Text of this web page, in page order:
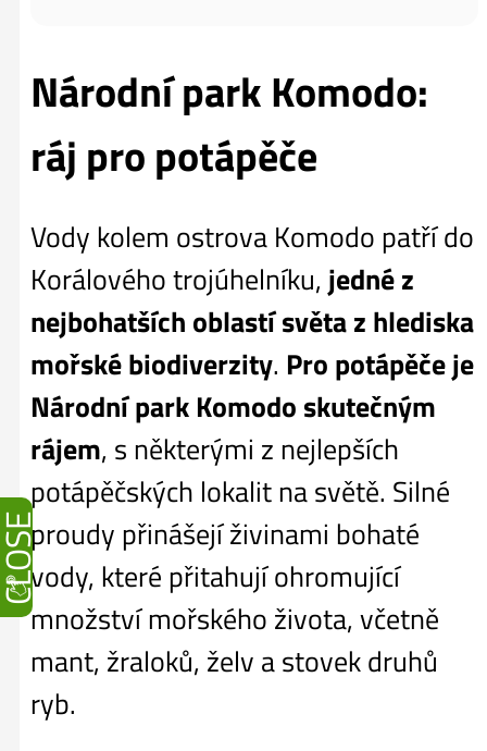
Národní park Komodo:
ráj pro potápěče
Vody kolem ostrova Komodo patří do
Korálového trojúhelníku, jedné z
nejbohatších oblastí světa z hlediska
mořské biodiverzity. Pro potápěče je
Národní park Komodo skutečným
rájem, s některými z nejlepších
potápěčských lokalit na světě. Silné
proudy přinášejí živinami bohaté
vody, které přitahují ohromující
množství mořského života, včetně
mant, žraloků, želv a stovek druhů
ryb.